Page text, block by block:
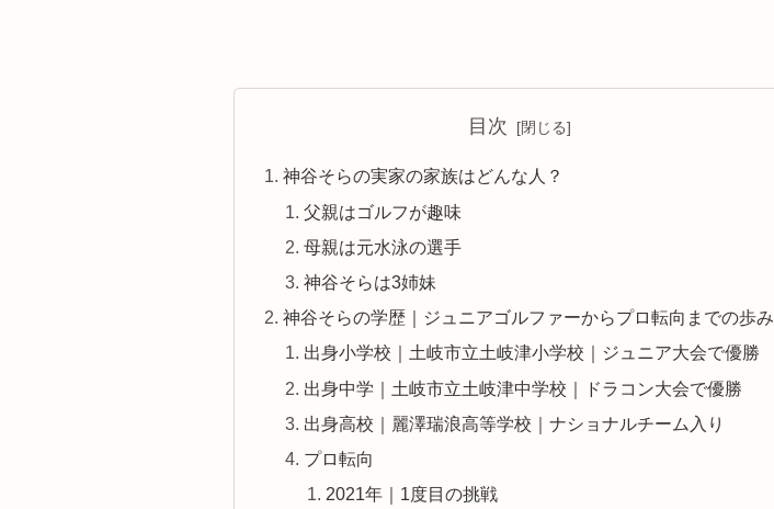
目次
神谷そらの実家の家族はどんな人？
父親はゴルフが趣味
母親は元水泳の選手
神谷そらは3姉妹
神谷そらの学歴｜ジュニアゴルファーからプロ転向までの歩み
出身小学校｜土岐市立土岐津小学校｜ジュニア大会で優勝
出身中学｜土岐市立土岐津中学校｜ドラコン大会で優勝
出身高校｜麗澤瑞浪高等学校｜ナショナルチーム入り
プロ転向
2021年｜1度目の挑戦